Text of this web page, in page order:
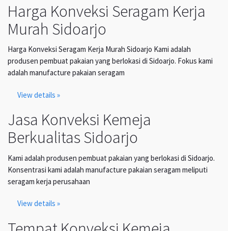
Harga Konveksi Seragam Kerja
Murah Sidoarjo
Harga Konveksi Seragam Kerja Murah Sidoarjo Kami adalah
produsen pembuat pakaian yang berlokasi di Sidoarjo. Fokus kami
adalah manufacture pakaian seragam
View details »
Jasa Konveksi Kemeja
Berkualitas Sidoarjo
Kami adalah produsen pembuat pakaian yang berlokasi di Sidoarjo.
Konsentrasi kami adalah manufacture pakaian seragam meliputi
seragam kerja perusahaan
View details »